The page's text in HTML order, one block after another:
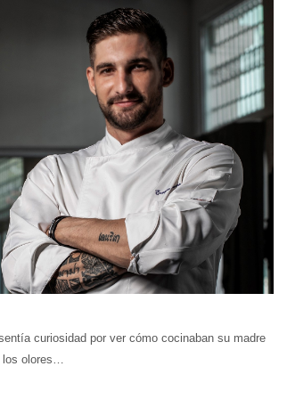
curiosidad por ver cómo cocinaban su madre
los olores…